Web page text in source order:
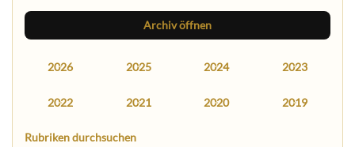
Archiv öffnen
2026 2025 2024 2023
2022 2021 2020 2019
Rubriken durchsuchen